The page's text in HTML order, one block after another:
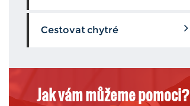
Cestovat chytré
Jak vám můžeme pomoci?